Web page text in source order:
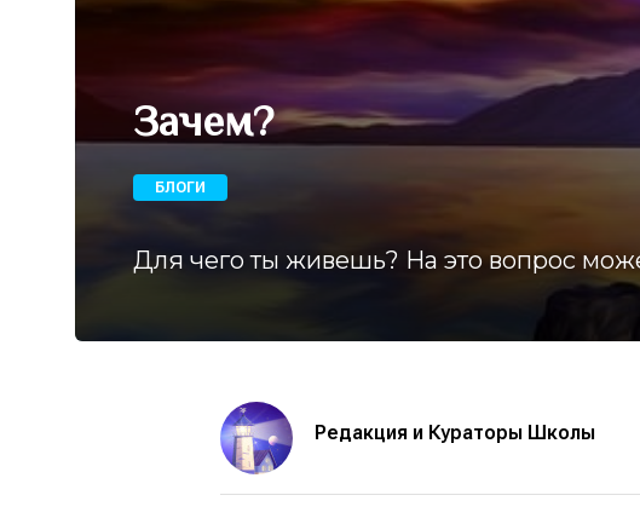
Зачем?
БЛОГИ
Для чего ты живешь? На это вопрос
Редакция и Кураторы Школы